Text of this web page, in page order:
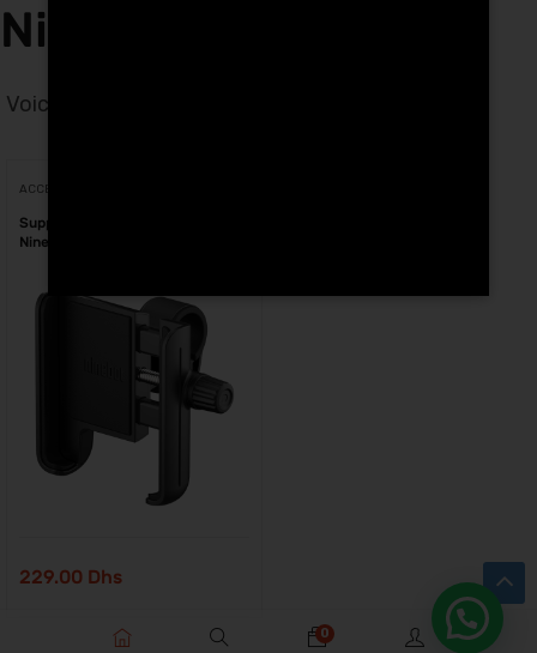
Ninebot à Larache
Voici le seul résultat
ACCESSOIRES
Support de téléphone Segway
Ninebot au Maroc
229.00 Dhs
0